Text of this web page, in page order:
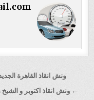
تصفّح
المقالات
ونش انقاذ القاهرة
← ونش انقاذ اكتوبر و الشيخ